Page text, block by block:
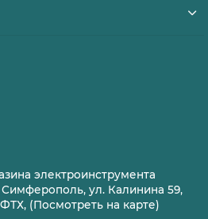
электроинструмента
ул. Калинина 59,
(Посмотреть на карте)